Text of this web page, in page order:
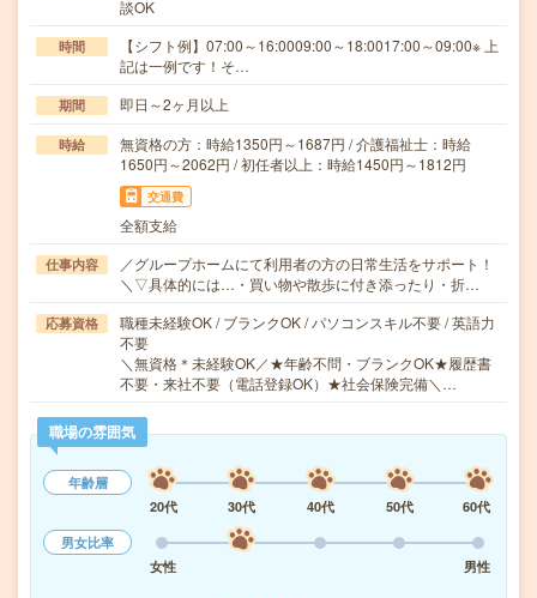
談OK
時間
【シフト例】07:00～16:0009:00～18:0017:00～09:00※ 上
記は一例です！そ…
期間 即日～2ヶ月以上
時給
無資格の方：時給1350円～1687円 / 介護福祉士：時給
1650円～2062円 / 初任者以上：時給1450円～1812円
交通費
全額支給
仕事内容
／グループホームにて利用者の方の日常生活をサポート！
＼▽具体的には…・買い物や散歩に付き添ったり・折…
応募資格
職種未経験OK / ブランクOK / パソコンスキル不要 / 英語力
不要
＼無資格＊未経験OK／★年齢不問・ブランクOK★履歴書
不要・来社不要（電話登録OK）★社会保険完備＼…
職場の雰囲気
年齢層
20代
30代 40代 50代
60代
男女比率
女性
男性